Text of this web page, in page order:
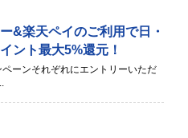
&楽天ペイのご利用で日・
ント最大5%還元！
ーンそれぞれにエントリーいただ